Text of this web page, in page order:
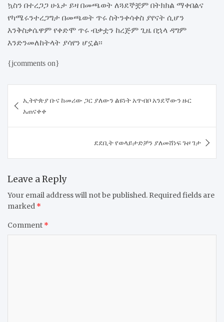
ኳስን በተረጋጋ ሁኔታ ይዛ በመጫወት ለጓደኞቿም በትክክል ማቀበልና
የካሜሩንተረጋግታ በመጫወት ጥሩ ስትንቀሳቀስ ያየናት ሲሆን
እንቅስቃሴዋም የቀድሞ ጥሩ ብቃቷን ከረጅም ጊዜ በኋላ ዳግም
እንድንመለከትላት ያሳየን ሆኗል፡፡
{jcomments on}
navigation
ኢትዮጵያ ቡና ከመሪው ጋር ያለውን ልዩነት አጥብቦ አንደኛውን ዙር
አጠናቀቀ
ደደቢት የወላይታድቻን ያለመሸነፍ ጉዞ ገታ
Leave a Reply
Your email address will not be published. Required fields are
marked *
Comment *